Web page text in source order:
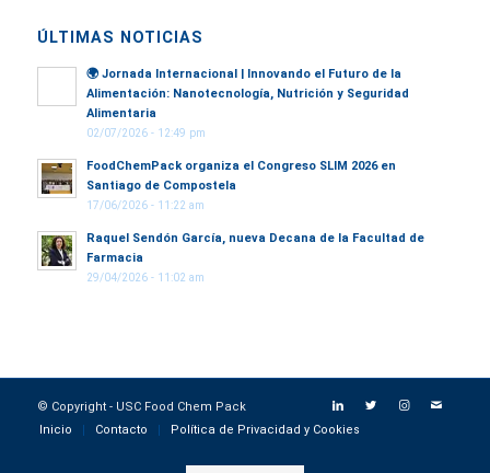
ÚLTIMAS NOTICIAS
🌍 Jornada Internacional | Innovando el Futuro de la
Alimentación: Nanotecnología, Nutrición y Seguridad
Alimentaria
02/07/2026 - 12:49 pm
FoodChemPack organiza el Congreso SLIM 2026 en
Santiago de Compostela
17/06/2026 - 11:22 am
Raquel Sendón García, nueva Decana de la Facultad de
Farmacia
29/04/2026 - 11:02 am
© Copyright - USC Food Chem Pack
Inicio
Contacto Política de Privacidad y Cookies